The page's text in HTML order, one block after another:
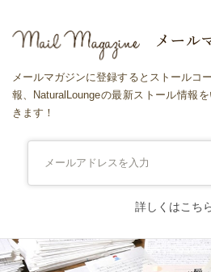
メールマガジンに登録するとストールコ
報、NaturalLoungeの最新ストール情報
きます！
詳しくはこち